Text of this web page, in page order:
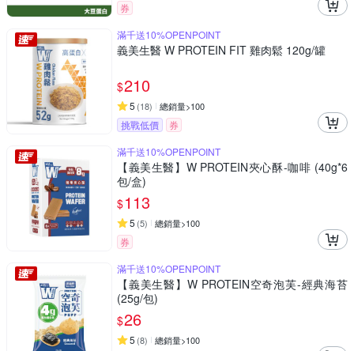
券
滿千送10%OPENPOINT
義美生醫 W PROTEIN FIT 雞肉鬆 120g/罐
$210
5 (18) 總銷量>100
挑戰低價
券
滿千送10%OPENPOINT
【義美生醫】W PROTEIN夾心酥-咖啡 (40g*6
包/盒)
$113
5 (5) 總銷量>100
券
滿千送10%OPENPOINT
【義美生醫】W PROTEIN空奇泡芙-經典海苔
(25g/包)
$26
5 (8) 總銷量>100